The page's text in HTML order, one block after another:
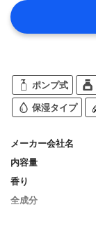
ポンプ式
保湿タイプ
メーカー会社名
内容量
香り
全成分